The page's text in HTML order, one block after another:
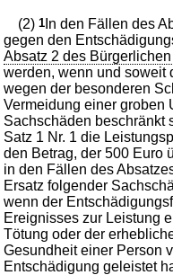
(2)1 In den Fällen des
gegen den
Absatz 2 des
werden, wenn und soweit
wegen der besonderen
Vermeidung einer
Sachschäden beschränkt
Satz 1 Nr. 1 die
den Betrag, der 500 Euro
in den Fällen des
Ersatz folgender
wenn der
Ereignisses zur Leistung
Tötung oder der
Gesundheit einer Person
Entschädigung geleistet